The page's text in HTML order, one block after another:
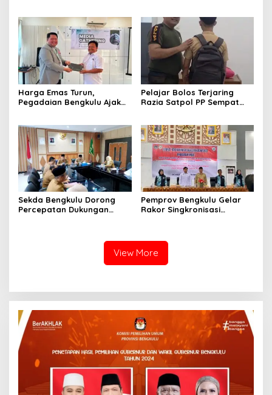
(SETUJU)
Harga Emas Turun,
Pegadaian Bengkulu Ajak
Pelajar Bolos Terjaring
Razia Satpol PP Sempat
Sekda Bengkulu Dorong
Percepatan Dukungan
Pemprov Bengkulu Gelar
Rakor Singkronisasi
View More